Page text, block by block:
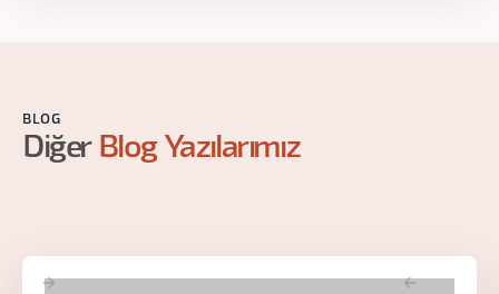
BLOG
Diğer Blog Yazılarımız